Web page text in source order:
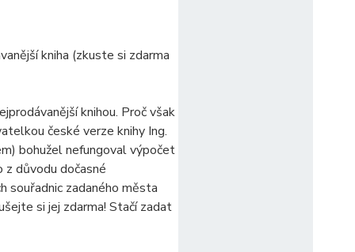
kniha (zkuste si zdarma
knihou. Proč však
české verze knihy Ing.
bohužel nefungoval výpočet
důvodu dočasné
souřadnic zadaného města
si jej zdarma! Stačí zadat